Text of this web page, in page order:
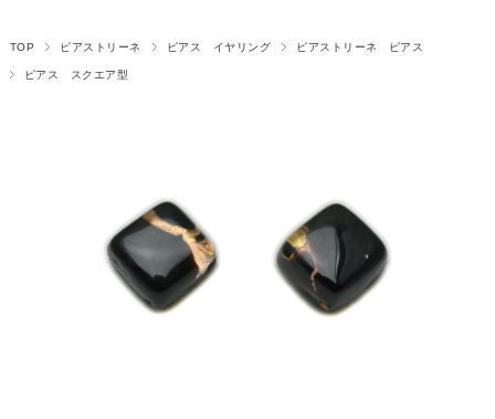
TOP ピアストリーネ ピアス イヤリング ピアストリーネ ピアス
ピアス スクエア型